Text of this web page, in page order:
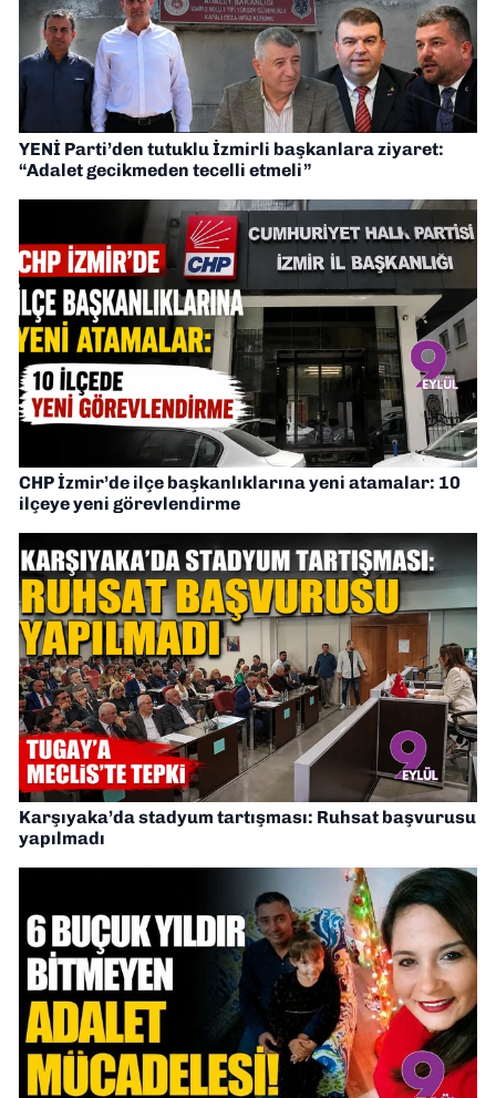
YENİ Parti’den tutuklu İzmirli başkanlara ziyaret:
“Adalet gecikmeden tecelli etmeli”
CHP İzmir’de ilçe başkanlıklarına yeni atamalar: 10
ilçeye yeni görevlendirme
Karşıyaka’da stadyum tartışması: Ruhsat başvurusu
yapılmadı